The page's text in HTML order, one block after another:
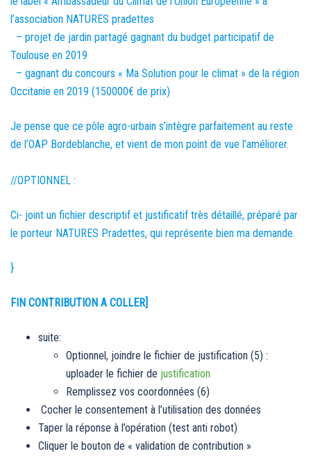
l’association NATURES pradettes
– projet de jardin partagé gagnant du budget participatif de
Toulouse en 2019
– gagnant du concours « Ma Solution pour le climat » de la région
Occitanie en 2019 (150000€ de prix)
Je pense que ce pôle agro-urbain s’intègre parfaitement au reste
de l’OAP Bordeblanche, et vient de mon point de vue l’améliorer.
//OPTIONNEL :
Ci- joint un fichier descriptif et justificatif très détaillé, préparé par
le porteur NATURES Pradettes, qui représente bien ma demande.
}
FIN CONTRIBUTION A COLLER]
suite:
Optionnel, joindre le fichier de justification (5) :
uploader le fichier de justification
Remplissez vos coordonnées (6)
Cocher le consentement à l’utilisation des données
Taper la réponse à l’opération (test anti robot)
Cliquer le bouton de « validation de contribution »